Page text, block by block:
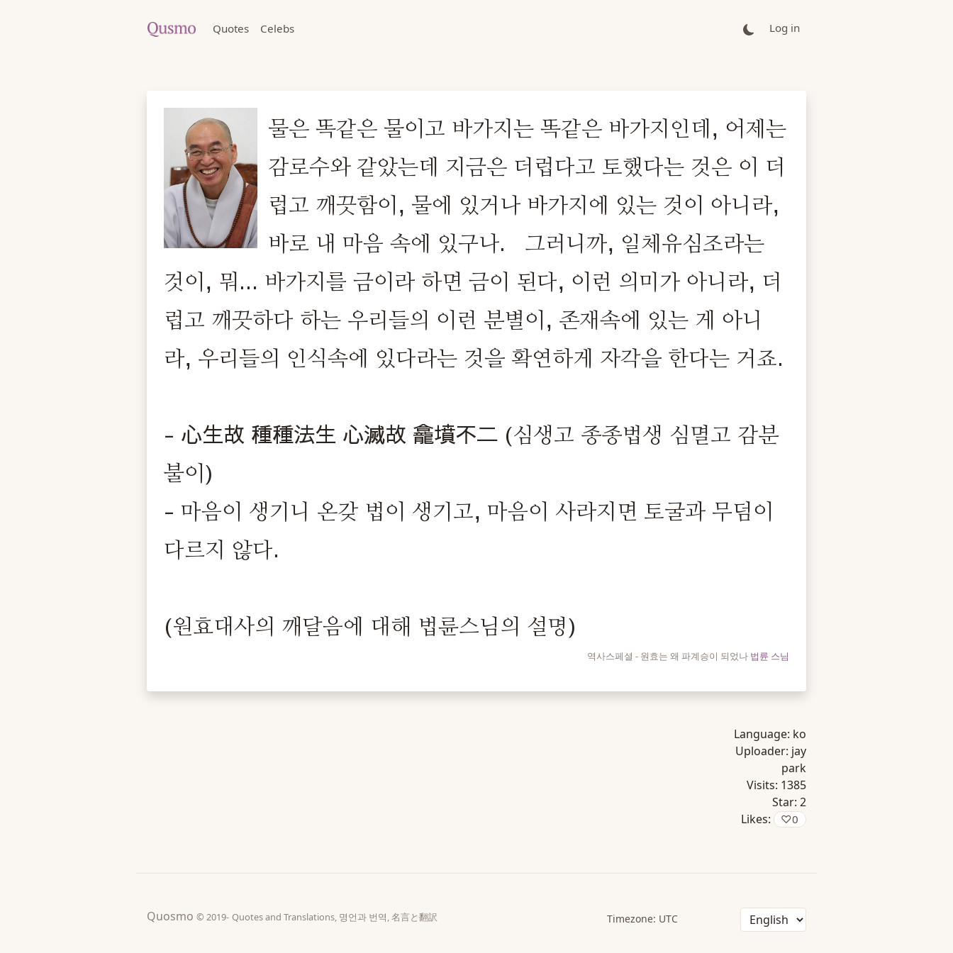
Quotes Celebs Log in
물은 똑같은 물이고 바가지는 똑같은 바가지인데, 어제는
감로수와 같았는데 지금은 더럽다고 토했다는 것은 이 더
럽고 깨끗함이, 물에 있거나 바가지에 있는 것이 아니라,
바로 내 마음 속에 있구나. 그러니까, 일체유심조라는
것이, 뭐... 바가지를 금이라 하면 금이 된다, 이런 의미가 아니라, 더
럽고 깨끗하다 하는 우리들의 이런 분별이, 존재속에 있는 게 아니
라, 우리들의 인식속에 있다라는 것을 확연하게 자각을 한다는 거죠.
- 心生故 種種法生 心滅故 龕墳不二 (심생고 종종법생 심멸고 감분
불이)
- 마음이 생기니 온갖 법이 생기고, 마음이 사라지면 토굴과 무덤이
다르지 않다.
(원효대사의 깨달음에 대해 법륜스님의 설명)
역사스페셜 - 원효는 왜 파계승이 되었나 법륜 스님
Language: ko
Uploader: jay
park
Visits: 1385
Star: 2
Likes:
♡0
Quosmo © 2019- Quotes and Translations, 명언과 번역, 名言と翻訳 Timezone: UTC